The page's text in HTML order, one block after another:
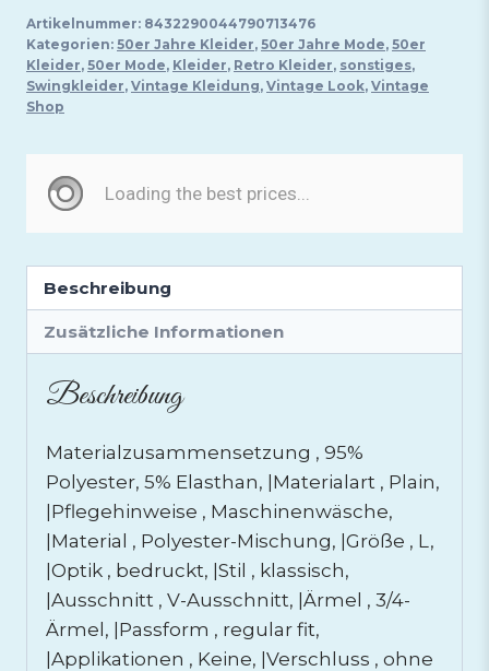
Artikelnummer: 8432290044790713476
Kategorien: 50er Jahre Kleider, 50er Jahre Mode, 50er
Kleider, 50er Mode, Kleider, Retro Kleider, sonstiges,
Swingkleider, Vintage Kleidung, Vintage Look, Vintage
Shop
Beschreibung
Zusätzliche Informationen
Beschreibung
Materialzusammensetzung , 95%
Polyester, 5% Elasthan, |Materialart , Plain,
|Pflegehinweise , Maschinenwäsche,
|Material , Polyester-Mischung, |Größe , L,
|Optik , bedruckt, |Stil , klassisch,
|Ausschnitt , V-Ausschnitt, |Ärmel , 3/4-
Ärmel, |Passform , regular fit,
|Applikationen , Keine, |Verschluss , ohne